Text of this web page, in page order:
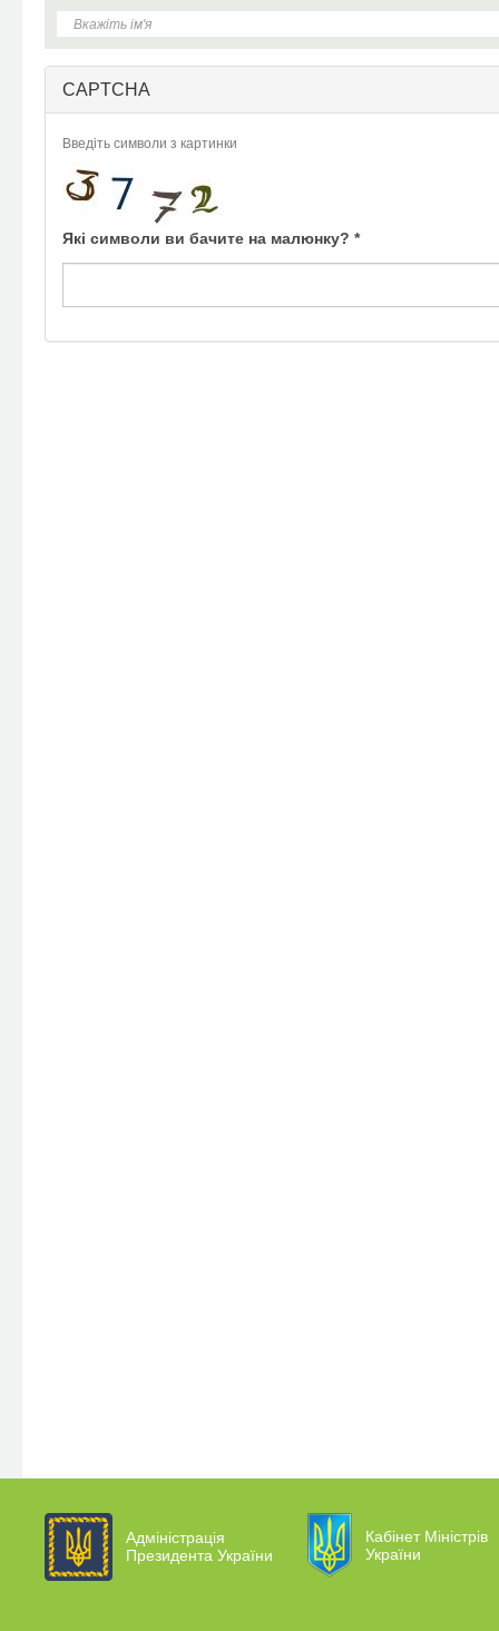
CAPTCHA
Введіть символи з картинки
Які символи ви бачите на малюнку? *
Адміністрація
Президента України
Кабінет Міністрів
України